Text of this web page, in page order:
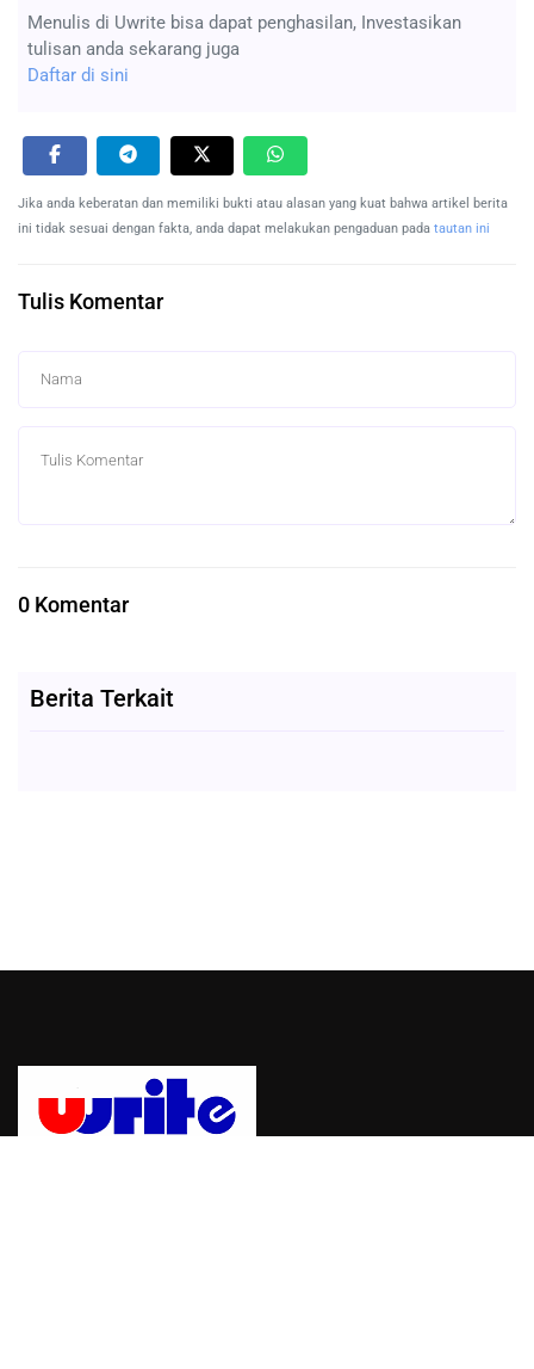
Menulis di Uwrite bisa dapat penghasilan, Investasikan
tulisan anda sekarang juga
Daftar di sini
Jika anda keberatan dan memiliki bukti atau alasan yang kuat bahwa artikel berita
ini tidak sesuai dengan fakta, anda dapat melakukan pengaduan pada tautan ini
Tulis Komentar
0 Komentar
Berita Terkait